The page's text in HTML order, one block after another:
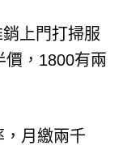
上門打掃服
，1800有兩
月繳兩千